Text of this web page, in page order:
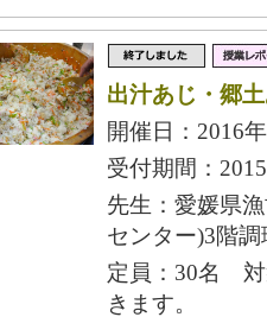
出汁あじ・郷
開催日：2016
受付期間：
先生：愛媛県
センター)3階調
定員：30名 対
きます。